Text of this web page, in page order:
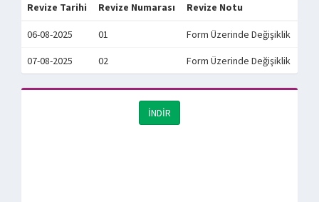
Revize Tarihi Revize Numarası Revize Notu
06-08-2025 01 Form Üzerinde Değişiklik
07-08-2025 02 Form Üzerinde Değişiklik
İNDİR